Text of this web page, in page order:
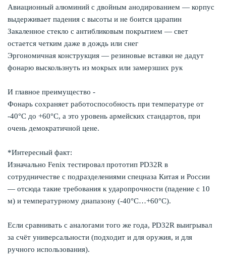
Авиационный алюминий с двойным анодированием — корпус
выдерживает падения с высоты и не боится царапин
Закаленное стекло с антибликовым покрытием — свет
остается четким даже в дождь или снег
Эргономичная конструкция — резиновые вставки не дадут
фонарю выскользнуть из мокрых или замерзших рук
И главное преимущество -
Фонарь сохраняет работоспособность при температуре от
-40°C до +60°C, а это уровень армейских стандартов, при
очень демократичной цене.
*Интересный факт:
Изначально Fenix тестировал прототип PD32R в
сотрудничестве с подразделениями спецназа Китая и России
— отсюда такие требования к ударопрочности (падение с 10
м) и температурному диапазону (-40°C…+60°C).
Если сравнивать с аналогами того же года, PD32R выигрывал
за счёт универсальности (подходит и для оружия, и для
ручного использования).